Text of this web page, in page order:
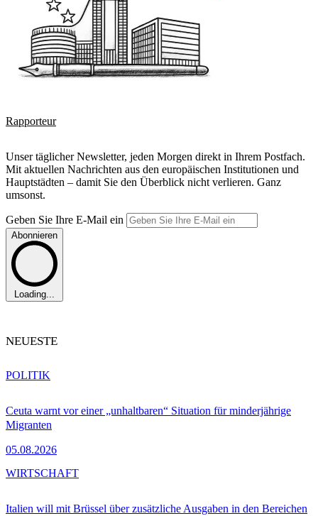
Rapporteur
Unser täglicher Newsletter, jeden Morgen direkt in Ihrem Postfach.
Mit aktuellen Nachrichten aus den europäischen Institutionen und
Hauptstädten – damit Sie den Überblick nicht verlieren. Ganz
umsonst.
Geben Sie Ihre E-Mail ein
Abonnieren
Loading...
NEUESTE
Ceuta warnt vor einer „unhaltbaren“ Situation für minderjährige
Migranten
05.08.2026
POLITIK
Italien will mit Brüssel über zusätzliche Ausgaben in den Bereichen
WIRTSCHAFT